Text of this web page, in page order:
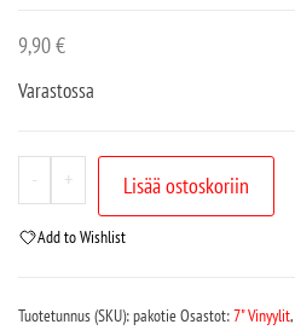
9,90€
Varastossa
- + Lisää ostoskoriin
Add to Wishlist
Tuotetunnus (SKU):pakotieOsastot:7" Vinyylit,